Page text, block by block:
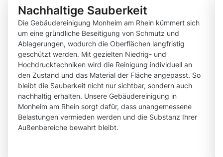
Nachhaltige Sauberkeit
Die Gebäudereinigung Monheim am Rhein kümmert sich
um eine gründliche Beseitigung von Schmutz und
Ablagerungen, wodurch die Oberflächen langfristig
geschützt werden. Mit gezielten Niedrig- und
Hochdrucktechniken wird die Reinigung individuell an
den Zustand und das Material der Fläche angepasst. So
bleibt die Sauberkeit nicht nur sichtbar, sondern auch
nachhaltig erhalten. Unsere Gebäudereinigung in
Monheim am Rhein sorgt dafür, dass unangemessene
Belastungen vermieden werden und die Substanz Ihrer
Außenbereiche bewahrt bleibt.